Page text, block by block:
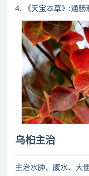
4. 《天宝本草》:通肠
乌桕主治
主治水肿、腹水、大